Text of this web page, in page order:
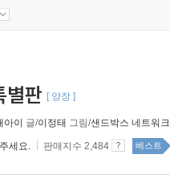
별판 [ 양장 ]
아이 글/이정태 그림/샌드박스 네트워크
세요. 판매지수 2,484 베스트